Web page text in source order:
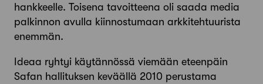
hankkeelle. Toisena tavoitteena oli saada media
palkinnon avulla kiinnostumaan arkkitehtuurista
enemmän.
Ideaa ryhtyi käytännössä viemään eteenpäin
Safan hallituksen keväällä 2010 perustama